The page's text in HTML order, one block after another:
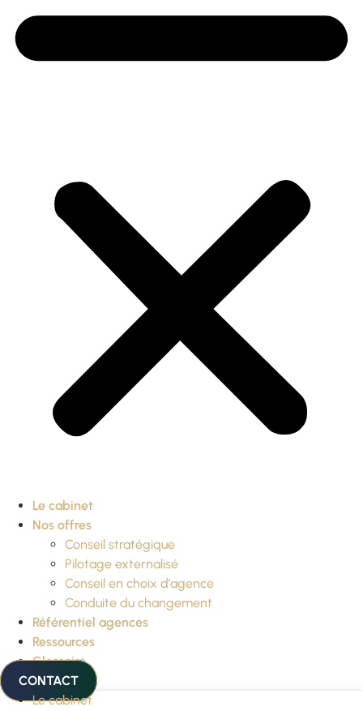
Le cabinet
Nos offres
Conseil stratégique
Pilotage externalisé
Conseil en choix d’agence
Conduite du changement
Référentiel agences
Ressources
Glossaire
CONTACT
Le cabinet